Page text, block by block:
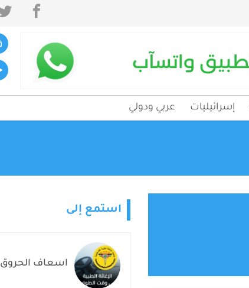
إسرائيليات عربي ودولي
استمع إلى
اسعاف الحروق